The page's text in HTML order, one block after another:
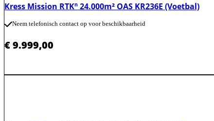
Kress Mission RTKⁿ 24.000m² OAS KR236E (Voetbal)
Neem telefonisch contact op voor beschikbaarheid
€9.999,00